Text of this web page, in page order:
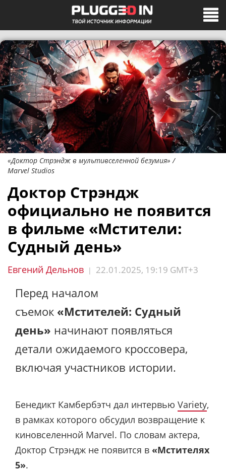
«Доктор Стрэндж в мультивселенной безумия» /
Marvel Studios
Доктор Стрэндж
официально не появится
в фильме «Мстители:
Судный день»
Евгений Дельнов | 22.01.2025, 19:19 GMT+3
Перед началом
съемок «Мстителей: Судный
день» начинают появляться
детали ожидаемого кроссовера,
включая участников истории.
Бенедикт Камбербэтч дал интервью Variety,
в рамках которого обсудил возвращение к
киновселенной Marvel. По словам актера,
Доктор Стрэндж не появится в «Мстителях
5».